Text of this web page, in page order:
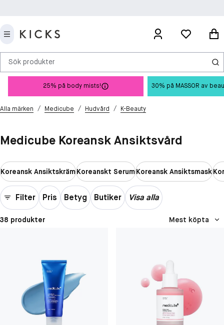
Sök produkter
25% på body mists! 30% på MASSOR av
Alla märken / Medicube / Hudvård / K-Beauty
Medicube Koreansk Ansiktsvård
Koreansk AnsiktskrämKoreanskt SerumKoreansk Ansiktsmask
Filter Pris Betyg Butiker Visa alla
38 produkter Mest köpta